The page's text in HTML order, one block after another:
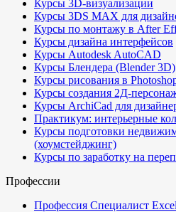
Курсы 3D-визуализации
Курсы 3DS MAX для
Курсы по монтажу в After
Курсы дизайна интерфейсов
Курсы Autodesk AutoCAD
Курсы Блендера (Blender 3D)
Курсы рисования в
Курсы создания 2Д-
Курсы ArchiCad для
Практикум: интерьерные
Курсы подготовки
(хоумстейджинг)
Курсы по заработку на
Профессии
Профессия Специалист Excel